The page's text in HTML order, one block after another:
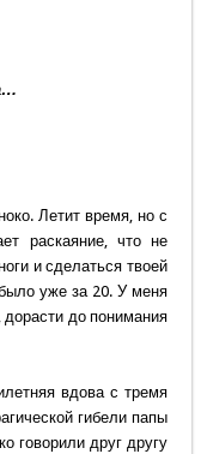
Летит время, но с
раскаяние, что не
и сделаться твоей
уже за 20. У меня
дорасти до понимания
вдова с тремя
гибели папы
говорили друг другу